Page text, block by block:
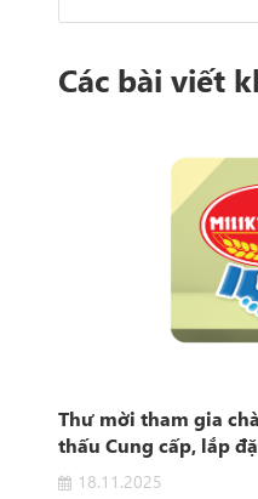
Các bài viết
Thư mời tham gia
thấu Cung cấp, lắp
khu vực sản xuất
18.11.2025